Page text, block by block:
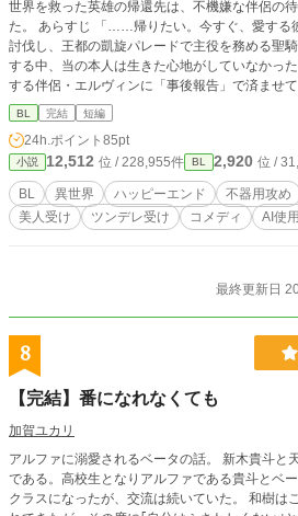
世界を救った英雄の帰還先は、不機嫌な伴侶の
た。 あらすじ 「……帰りたい。今すぐ、愛する彼のもとへ！」 魔王軍の幹部を
討伐し、王都の凱旋パレードで主役を務める聖
する中、当の本人は生きた心地がしていなかっ
する伴侶・エルヴィンに「事後報告」で済ませてしま
て帰宅したカイルを迎えたのは、神々しいほど
に冷たい微笑。 機嫌を取ろうと必死に奔走する
た行動はすべて裏目に出てしまい、家庭内での評価は下
の男に、家の中まで支配させてあげるもんですか」 毒舌、几帳面、そし
りも不器用な愛情。 最強の聖騎士といえど、愛
宮には、聖剣一本では太刀打ちできない。 これは、魔王討伐より遥かに困難な
「伴侶の機嫌取り」という最高難易度クエスト
BL 完結 短編
24h.ポイント 85pt
小説 12,512 位 / 228,955件 BL 2,920 位 /
BL 異世界 ハッピーエンド 不器用攻め
美人受け
ツンデレ受け コメディ AI使用
最終更新日
8
【完結】番になれなくても
加賀ユカリ
アルファに溺愛されるベータの話。 新木貴斗と天橋和樹は中学時代からの友人
である。高校生となりアルファである貴斗とベ
クラスになったが、交流は続いていた。 和樹は